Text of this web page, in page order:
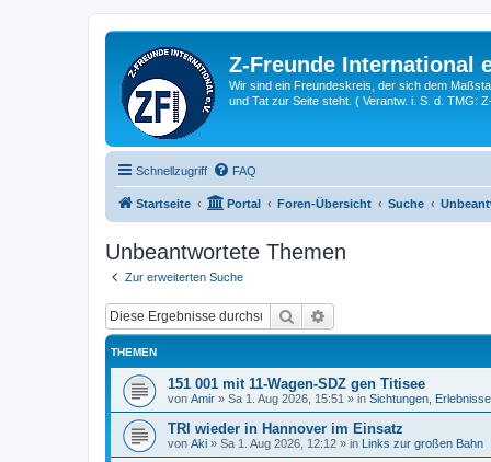
Z-Freunde International
Wir sind ein Freundeskreis, der sich dem
und Tat zur Seite steht. ( Verantw. i. S. d. TMG:
Schnellzugriff FAQ
Startseite Portal Foren-Übersicht Suche
Unbeantwortete Themen
Zur erweiterten Suche
Suche
THEMEN
151 001 mit 11-Wagen-SDZ gen Titisee
von Amir » Sa 1. Aug 2026, 15:51 » in Sichtungen,
TRI wieder in Hannover im Einsatz
von Aki » Sa 1. Aug 2026, 12:12 » in Links zur großen Bahn